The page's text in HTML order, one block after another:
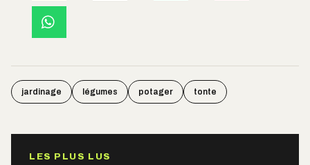
jardinage légumes potager tonte
LES PLUS LUS